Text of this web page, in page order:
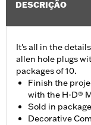
DESCRIÇÃO
It's all in the
allen hole plugs
packages of 10.
Finish the
with the H-D®
Sold in
Decorative